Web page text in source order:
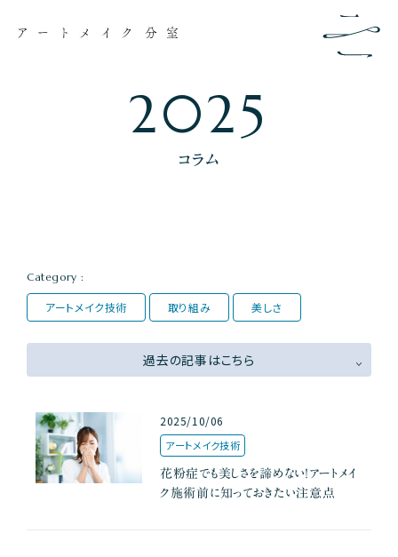
2025
コラム
Category :
アートメイク技術 取り組み 美しさ
過去の記事はこちら
2025/10/06
アートメイク技術
花粉症でも美しさを諦めない！アートメイ
ク施術前に知っておきたい注意点